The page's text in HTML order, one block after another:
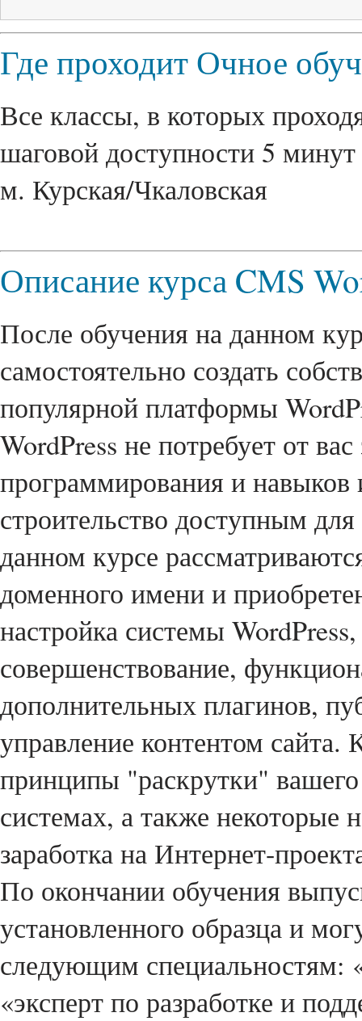
Где проходит Очное
Все классы, в которых
шаговой доступности 5
м. Курская/Чкаловская
Описание курса CMS
После обучения на данном
самостоятельно создать
популярной платформы
WordPress не потребует от
программирования и навыков
строительство доступным
данном курсе
доменного имени и
настройка системы
совершенствование,
дополнительных плагинов,
управление контентом сайта.
принципы "раскрутки"
системах, а также некоторые
заработка на Интернет-
По окончании обучения
установленного образца и
следующим специальностям:
«эксперт по разработке и